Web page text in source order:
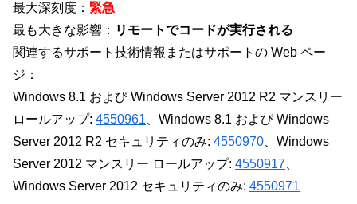
最大深刻度： 緊急
最も大きな影響： リモートでコードが実行される
関連するサポート技術情報またはサポートの Web ペー
ジ：
Windows 8.1 および Windows Server 2012 R2 マンスリー
ロールアップ: 4550961 、Windows 8.1 および Windows
Server 2012 R2 セキュリティのみ: 4550970 、Windows
Server 2012 マンスリー ロールアップ: 4550917
Windows Server 2012 セキュリティのみ: 4550971